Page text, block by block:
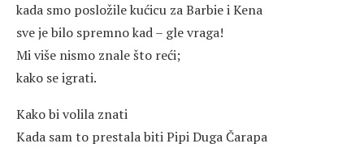
kada smo posložile kućicu za Barbie i Kena
sve je bilo spremno kad – gle vraga!
Mi više nismo znale što reći;
kako se igrati.
Kako bi volila znati
Kada sam to prestala biti Pipi Duga Čarapa